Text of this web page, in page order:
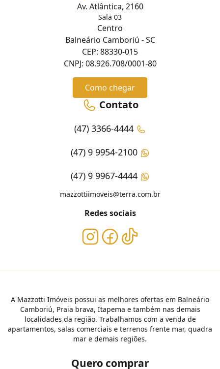
Av. Atlântica, 2160
Sala 03
Centro
Balneário Camboriú - SC
CEP: 88330-015
CNPJ: 08.926.708/0001-80
Como chegar
Contato
(47) 3366-4444
(47) 9 9954-2100
(47) 9 9967-4444
mazzottiimoveis@terra.com.br
Redes sociais
A Mazzotti Imóveis possui as melhores ofertas em Balneário
Camboriú, Praia brava, Itapema e também nas demais
localidades da região. Trabalhamos com a venda de
apartamentos, salas comerciais e terrenos frente mar, quadra
mar e demais regiões.
Quero comprar